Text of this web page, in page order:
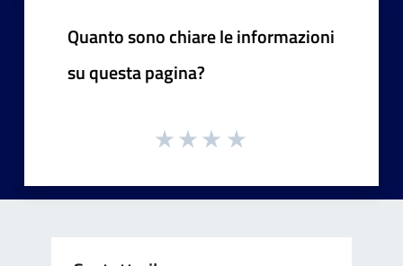
Quanto sono chiare le informazioni
su questa pagina?